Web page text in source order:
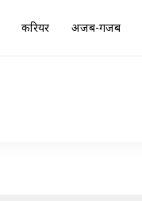
करियर अजब-गजब